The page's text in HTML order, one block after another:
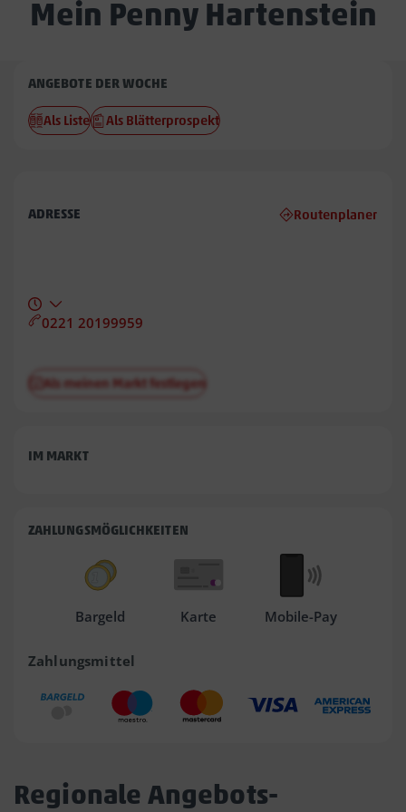
Mein Penny Hartenstein
Penny
Hartenstein
ANGEBOTE DER WOCHE
Als Liste Als Blätterprospekt
ADRESSE Routenplaner
0221 20199959
Als meinen Markt festlegen
IM MARKT
ZAHLUNGSMÖGLICHKEITEN
Bargeld Karte Mobile-Pay
Zahlungsmittel
Regionale Angebots-